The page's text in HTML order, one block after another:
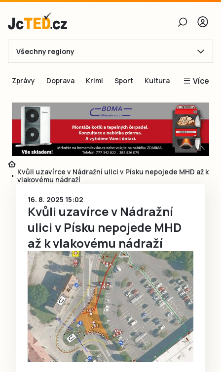
E-mail
Obnovit heslo
Přihlásit se
Všechny regiony
Zprávy Doprava Krimi Sport Kultura Více
Blogy
Inspirace
Čtenáři píší
Speciální přílohy
Kvůli uzavírce v Nádražní ulici v Písku nepojede MHD až k
vlakovému nádraží
16. 8. 2025 15:02
Kvůli uzavírce v Nádražní
ulici v Písku nepojede MHD
až k vlakovému nádraží